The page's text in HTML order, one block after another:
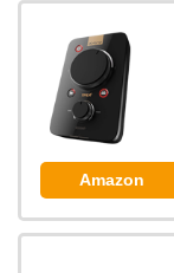
Amazon